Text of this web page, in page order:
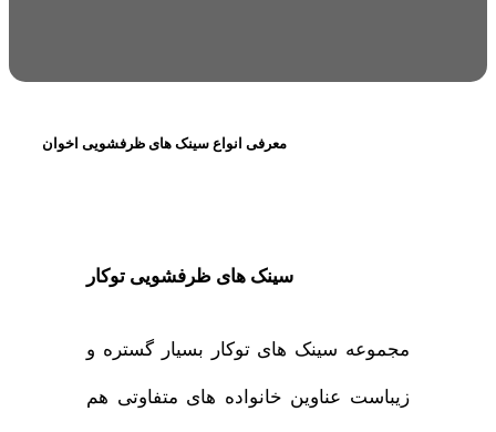
معرفی انواع سینک های ظرفشویی اخوان
سینک های ظرفشویی توکار
مجموعه سینک های توکار بسیار گستره و
زیباست عناوین خانواده های متفاوتی هم